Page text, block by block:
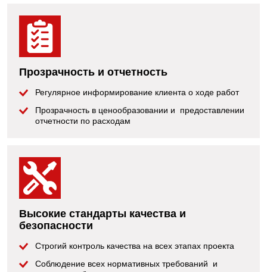
Прозрачность и отчетность
Регулярное информирование клиента о ходе работ
Прозрачность в ценообразовании и предоставлении
отчетности по расходам
Высокие стандарты качества и
безопасности
Строгий контроль качества на всех этапах проекта
Соблюдение всех нормативных требований и